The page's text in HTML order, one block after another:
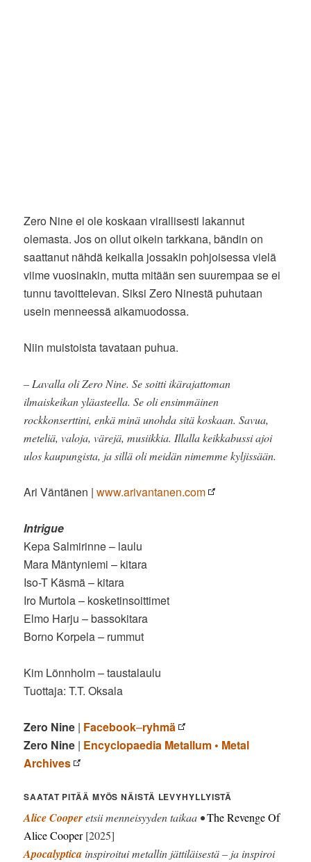
Zero Nine ei ole koskaan virallisesti lakannut
olemasta. Jos on ollut oikein tarkkana, bändin on
saattanut nähdä keikalla jossakin pohjoisessa vielä
viime vuosinakin, mutta mitään sen suurempaa se ei
tunnu tavoittelevan. Siksi Zero Ninestä puhutaan
usein menneessä aikamuodossa.
Niin muistoista tavataan puhua.
– Lavalla oli Zero Nine. Se soitti ikärajattoman
ilmaiskeikan yläasteella. Se oli ensimmäinen
rockkonserttini, enkä minä unohda sitä koskaan. Savua,
meteliä, valoja, värejä, musiikkia. Illalla keikkabussi ajoi
ulos kaupungista, ja sillä oli meidän nimemme kyljissään.
Ari Väntänen |www.arivantanen.com
Intrigue
Kepa Salmirinne – laulu
Mara Mäntyniemi – kitara
Iso-T Käsmä – kitara
Iro Murtola – kosketinsoittimet
Elmo Harju – bassokitara
Borno Korpela – rummut
Kim Lönnholm – taustalaulu
Tuottaja: T.T. Oksala
Zero Nine | Facebook–ryhmä
Zero Nine | Encyclopaedia Metallum • Metal
Archives
SAATAT PITÄÄ MYÖS NÄISTÄ LEVYHYLLYISTÄ
Alice Cooperetsii menneisyyden taikaa •The Revenge Of
Alice Cooper[2025]
Apocalyptica inspiroitui metallin jättiläisestä – ja inspiroi